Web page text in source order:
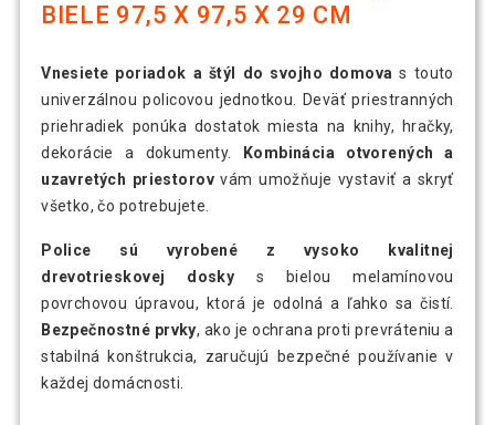
BIELE 97,5 X 97,5 X 29 CM
Vnesiete poriadok a štýl do svojho domova s touto
univerzálnou policovou jednotkou. Deväť priestranných
priehradiek ponúka dostatok miesta na knihy, hračky,
dekorácie a dokumenty.
Kombinácia otvorených a
uzavretých priestorovvám umožňuje vystaviť a skryť
všetko, čo potrebujete.
Police sú vyrobené z vysoko kvalitnej
drevotrieskovej dosky s bielou melamínovou
povrchovou úpravou, ktorá je odolná a ľahko sa čistí.
Bezpečnostné prvky, ako je ochrana proti prevráteniu a
stabilná konštrukcia, zaručujú bezpečné používanie v
každej domácnosti.